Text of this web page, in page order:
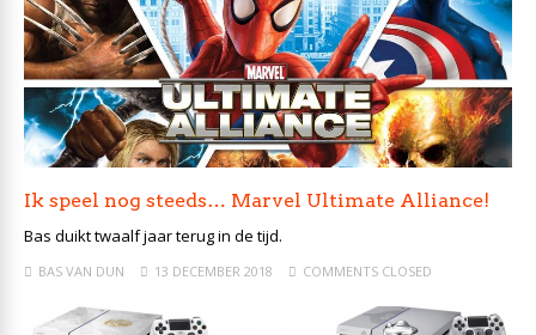
Ik speel nog steeds… Marvel Ultimate Alliance!
Bas duikt twaalf jaar terug in de tijd.
BAS VAN DUN 13 DECEMBER 2018 COMMENTS CLOSED